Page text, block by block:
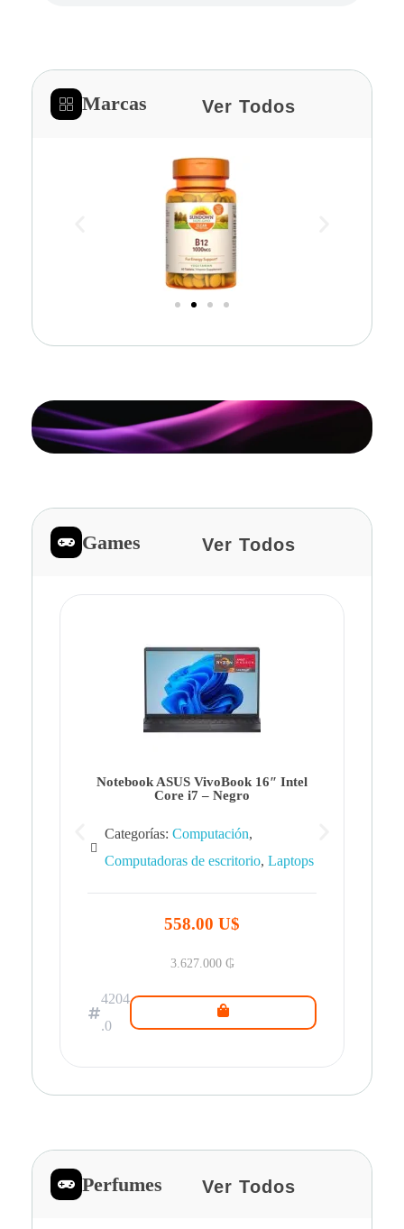
Marcas Ver Todos
Games Ver Todos
Notebook ASUS VivoBook 16″ Intel
Core i7 – Negro
Categorías: Computación,
Computadoras de escritorio, Laptops
558.00 U$
3.627.000 ₲
4204
.0
Perfumes Ver Todos